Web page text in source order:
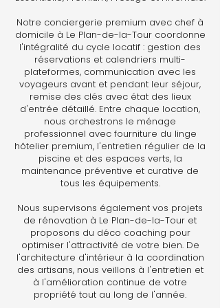
Notre conciergerie premium avec chef à
domicile à Le Plan-de-la-Tour coordonne
l'intégralité du cycle locatif : gestion des
réservations et calendriers multi-
plateformes, communication avec les
voyageurs avant et pendant leur séjour,
remise des clés avec état des lieux
d'entrée détaillé. Entre chaque location,
nous orchestrons le ménage
professionnel avec fourniture du linge
hôtelier premium, l'entretien régulier de la
piscine et des espaces verts, la
maintenance préventive et curative de
tous les équipements.
Nous supervisons également vos projets
de rénovation à Le Plan-de-la-Tour et
proposons du déco coaching pour
optimiser l'attractivité de votre bien. De
l'architecture d'intérieur à la coordination
des artisans, nous veillons à l'entretien et
à l'amélioration continue de votre
propriété tout au long de l'année.